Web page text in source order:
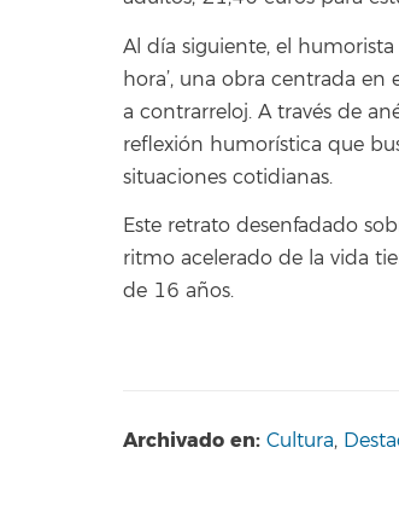
Al día siguiente, el humorista
hora’, una obra centrada en
a contrarreloj. A través de
reflexión humorística que
situaciones cotidianas.
Este retrato desenfadado
ritmo acelerado de la vida
de 16 años.
Archivado en: Cultura,